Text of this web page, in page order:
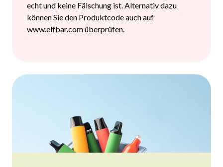
echt und keine Fälschung ist. Alternativ dazu
können Sie den Produktcode auch auf
www.elfbar.com überprüfen.